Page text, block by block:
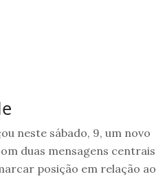
neste sábado, 9, um novo
duas mensagens centrais
posição em relação ao